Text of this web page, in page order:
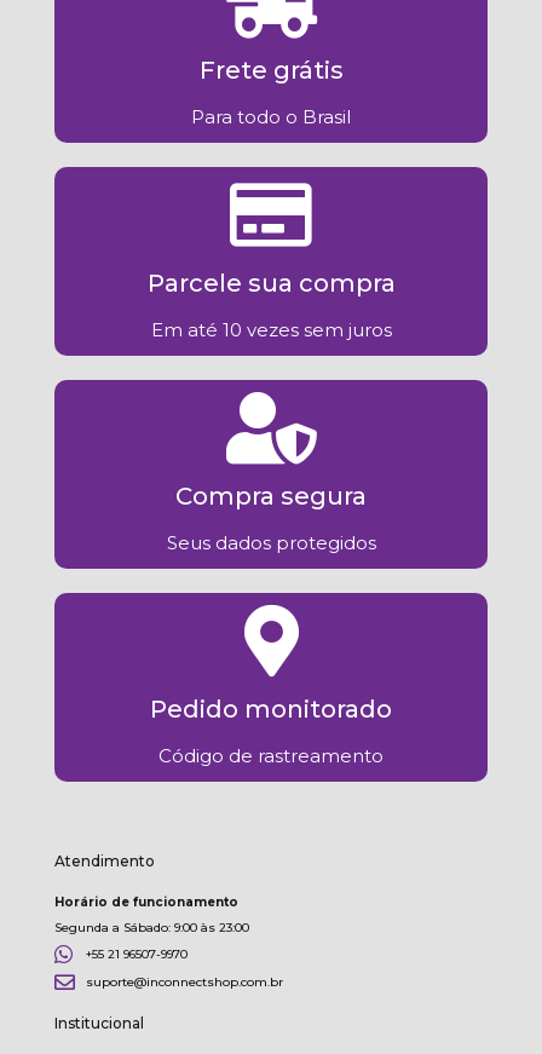
Frete grátis
Para todo o Brasil
Parcele sua compra
Em até 10 vezes sem juros
Compra segura
Seus dados protegidos
Pedido monitorado
Código de rastreamento
Atendimento
Horário de funcionamento
Segunda a Sábado: 9:00 às 23:00
+55 21 96507-9970
suporte@inconnectshop.com.br
Institucional